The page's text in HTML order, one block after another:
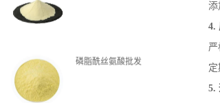
磷脂酰丝氨酸批发
4.
5.